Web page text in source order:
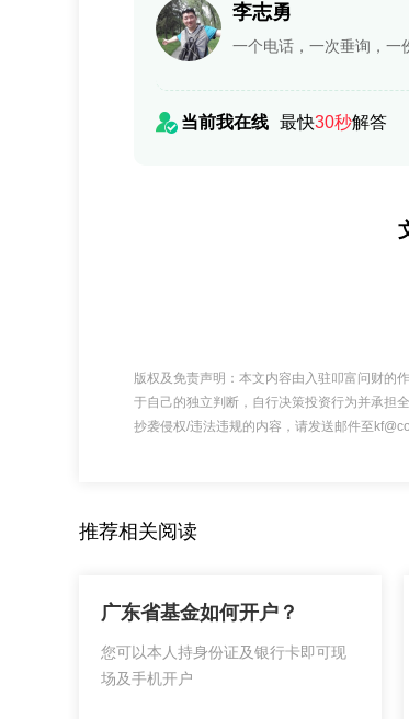
李志勇
一个电话，一次垂询，一
当前我在线 最快30秒解答
版权及免责声明：本文内容由入驻叩富问财的
于自己的独立判断，自行决策投资行为并承担
抄袭侵权/违法违规的内容，请发送邮件至
推荐相关阅读
广东省基金如何开户？
您可以本人持身份证及银行卡即可现
场及手机开户